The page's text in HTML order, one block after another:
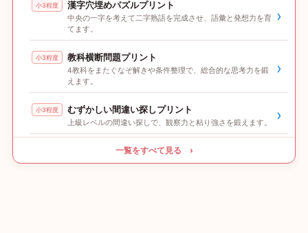
小3程度 漢字穴埋めパズルプリント
中央の一字を考えて二字熟語を完成させ、語彙と発想力を育
てます。
›
小3程度 教科横断問題プリント
4教科をまたぐなぞ解きや条件整理で、総合的な思考力を鍛
えます。
›
小3程度 むずかしい間違い探しプリント
上級レベルの間違い探しで、観察力と粘り強さを鍛えます。 ›
一覧をすべて見る ›